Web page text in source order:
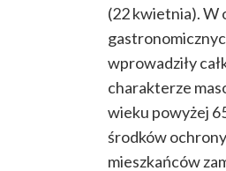
(22 kwietnia). W
wprowadziły
charakterze
wieku powyżej
środków
mieszkańców